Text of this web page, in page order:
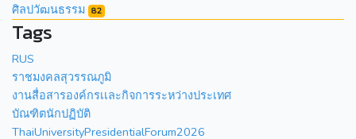
ศิลปวัฒนธรรม 82
Tags
RUS
ราชมงคลสุวรรณภูมิ
งานสื่อสารองค์กรเเละกิจการระหว่างประเทศ
บัณฑิตนักปฏิบัติ
ThaiUniversityPresidentialForum2026